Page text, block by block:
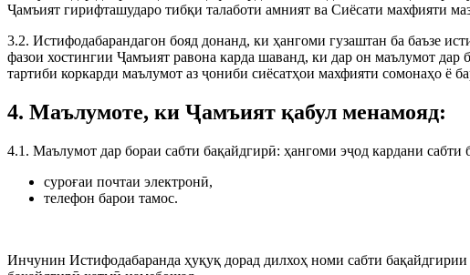
Ҷамъият гирифташударо тибқи талаботи амният ва Сиёсати махфияти
3.2. Истифодабарандагон бояд донанд, ки ҳангоми гузаштан ба баъзе
фазои хостингии Ҷамъият равона карда шаванд, ки дар он маълумот
тартиби коркарди маълумот аз ҷониби сиёсатҳои махфияти сомонаҳо ё
4. Маълумоте, ки Ҷамъият қабул менамояд:
4.1. Маълумот дар бораи сабти бақайдгирӣ: ҳангоми эҷод кардани
суроғаи почтаи электронӣ,
телефон барои тамос.
Инчунин Истифодабаранда ҳуқуқ дорад дилхоҳ номи сабти